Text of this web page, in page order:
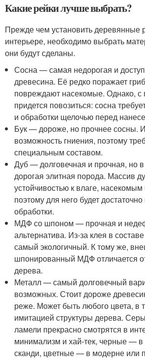
Какие рейки лучше выбрать?
Прежде чем установить деревянные
интерьере, необходимо выбрать
они будут сделаны.
Сосна — самая недорогая и
древесина. Её редко поражает
повреждают насекомые. Однако, с
придется повозиться: сосна
и обработки щелочью перед
Бук — дороже, но прочнее сосны.
возможность гниения, поэтому
специальным составом.
Дуб — долговечная и прочная, но
дорогая элитная порода. Массив
устойчивостью к влаге,
поэтому для него будет
обработки.
МДФ со шпоном — прочная и
альтернатива. Из-за клея в
самый экологичный. К тому же,
шпонированный МДФ отличается
дерева.
Металл — самый долговечный
возможных. Стоит дороже
реже. Может быть любого цвета, в
имитацией структуры дерева.
ламели прекрасно смотрятся в
минимализм и хай-тек, черные —
сканди, цветные — в модерне или